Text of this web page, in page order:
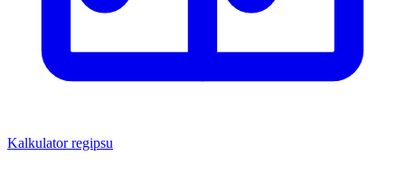
Kalkulator regipsu